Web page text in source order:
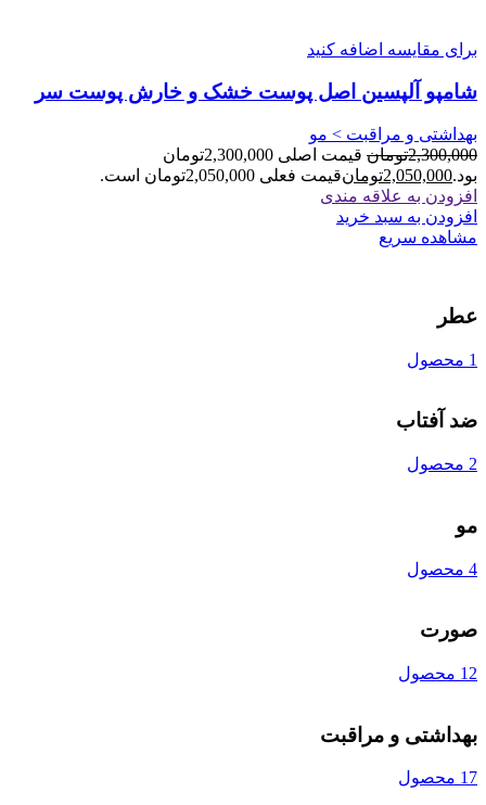
برای مقایسه اضافه کنید
شامپو آلپسین اصل پوست خشک و خارش پوست سر
بهداشتی و مراقبت > مو
2,300,000تومان
قیمت اصلی 2,300,000تومان
بود.2,050,000تومانقیمت فعلی 2,050,000تومان است.
افزودن به علاقه مندی
افزودن به سبد خرید
مشاهده سریع
عطر
1 محصول
ضد آفتاب
2 محصول
مو
4 محصول
صورت
12 محصول
بهداشتی و مراقبت
17 محصول